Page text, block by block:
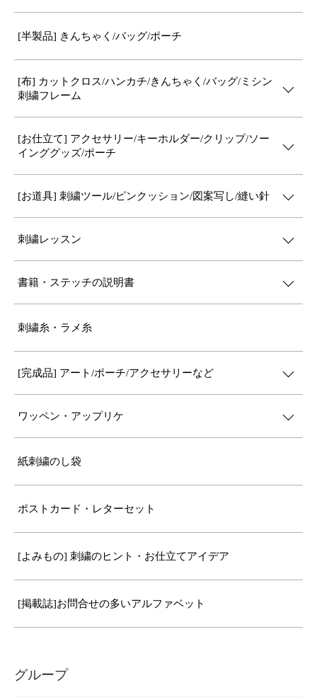
[半製品] きんちゃく/バッグ/ポーチ
[布] カットクロス/ハンカチ/きんちゃく/バッグ/ミシン
刺繍フレーム
[お仕立て] アクセサリー/キーホルダー/クリップ/ソー
インググッズ/ポーチ
[お道具] 刺繍ツール/ピンクッション/図案写し/縫い針
刺繍レッスン
書籍・ステッチの説明書
刺繍糸・ラメ糸
[完成品] アート/ポーチ/アクセサリーなど
ワッペン・アップリケ
紙刺繍のし袋
ポストカード・レターセット
[よみもの] 刺繍のヒント・お仕立てアイデア
[掲載誌]お問合せの多いアルファベット
グループ